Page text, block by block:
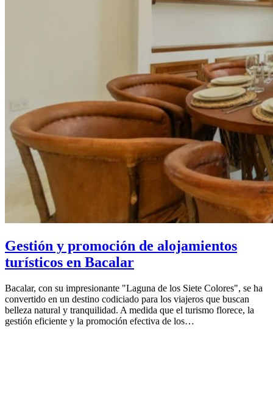
Gestión y promoción de alojamientos
turísticos en Bacalar
Bacalar, con su impresionante "Laguna de los Siete Colores", se ha
convertido en un destino codiciado para los viajeros que buscan
belleza natural y tranquilidad. A medida que el turismo florece, la
gestión eficiente y la promoción efectiva de los…